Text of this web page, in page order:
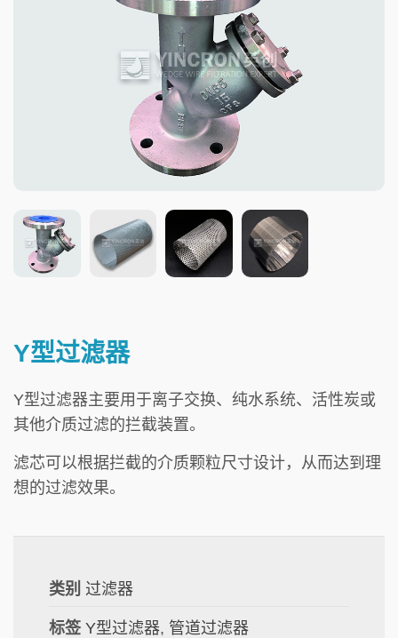
Y型过滤器
Y型过滤器主要用于离子交换、纯水系统、活性炭或
其他介质过滤的拦截装置。
滤芯可以根据拦截的介质颗粒尺寸设计，从而达到理
想的过滤效果。
类别 过滤器
标签 Y型过滤器, 管道过滤器